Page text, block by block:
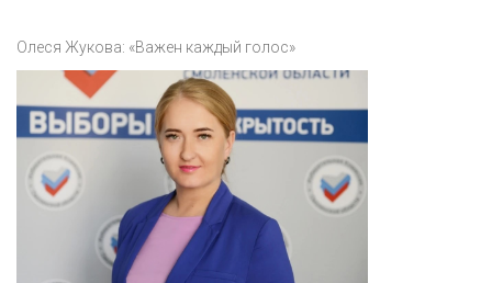
Олеся Жукова: «Важен каждый голос»